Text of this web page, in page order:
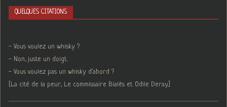
QUELQUES CITATIONS
- Vous voulez un whisky ?
- Non, juste un doigt.
- Vous voulez pas un whisky d'abord ?
[La cité de la peur, Le commissaire Bialès et Odile Deray.]